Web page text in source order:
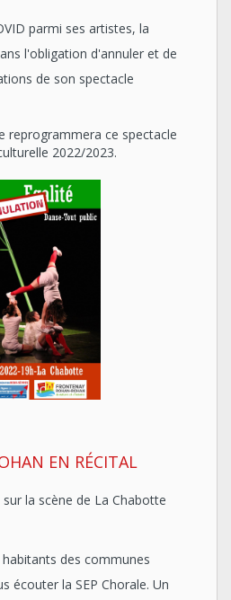
parmi ses artistes, la
l'obligation d'annuler et de
de son spectacle
reprogrammera ce spectacle
2022/2023.
EN RÉCITAL
la scène de La Chabotte
des communes
écouter la SEP Chorale. Un